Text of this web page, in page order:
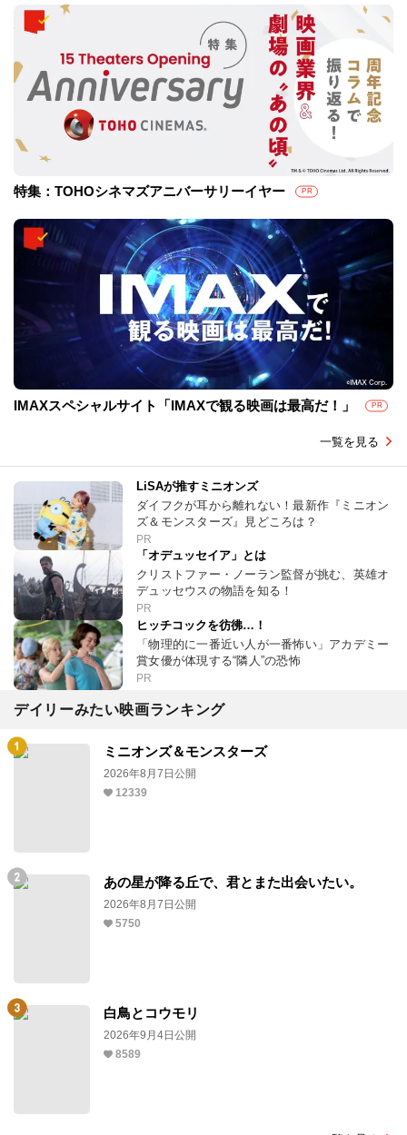
特集：TOHOシネマズアニバーサリーイヤー PR
IMAXスペシャルサイト「IMAXで観る映画は最高だ！」 PR
一覧を見る
LiSAが推すミニオンズ
ダイフクが耳から離れない！最新作『ミニオン
ズ＆モンスターズ』見どころは？
PR
「オデュッセイア」とは
クリストファー・ノーラン監督が挑む、英雄オ
デュッセウスの物語を知る！
PR
ヒッチコックを彷彿…！
「物理的に一番近い人が一番怖い」アカデミー
賞女優が体現する“隣人”の恐怖
PR
デイリーみたい映画ランキング
ミニオンズ＆モンスターズ
2026年8月7日公開
12339
あの星が降る丘で、君とまた出会いたい。
2026年8月7日公開
5750
白鳥とコウモリ
2026年9月4日公開
8589